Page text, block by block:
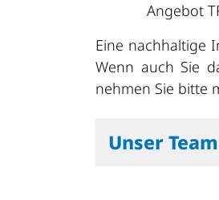
Angebot
Eine nachhaltige
Wenn auch Sie
nehmen Sie bitte
Unser Team